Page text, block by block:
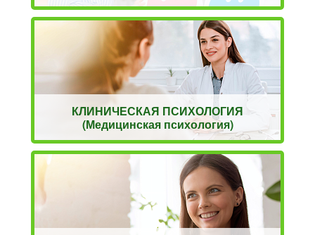
КЛИНИЧЕСКАЯ ПСИХОЛОГИЯ
(Медицинская психология)